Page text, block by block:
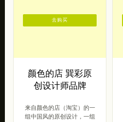
颜色的店 巽彩原
创设计师品牌
来自颜色的店（淘宝）的一
组中国风的原创设计，一组
去购买